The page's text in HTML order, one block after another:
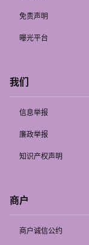
免责声明
曝光平台
我们
信息举报
廉政举报
知识产权声明
商户
商户诚信公约